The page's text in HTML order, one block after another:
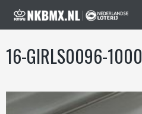
16-GIRLS0096-1000